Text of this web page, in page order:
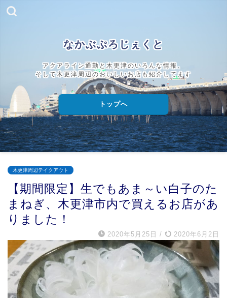
なかぶぷろじぇくと
アクアライン通勤と木更津のいろんな情報、
そして木更津周辺のおいしいお店も紹介してます
トップへ
木更津周辺テイクアウト
【期間限定】生でもあま～い白子のた
まねぎ、木更津市内で買えるお店があ
りました！
2020年5月25日 / 2020年6月2日